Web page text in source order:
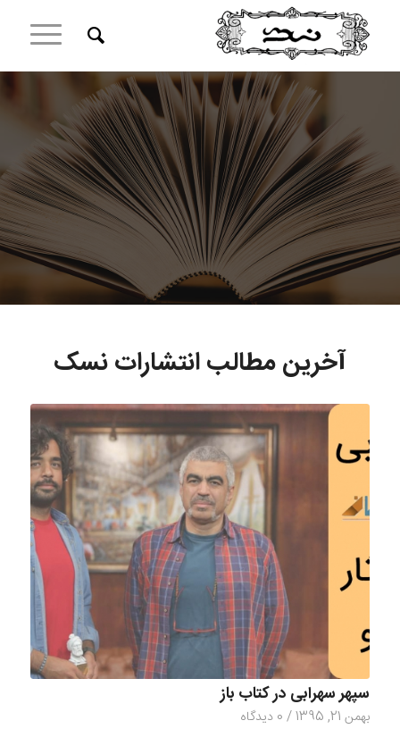
آخرین مطالب انتشارات نسک
سپهر سهرابی در کتاب باز
بهمن 21, 1395 / 0 دیدگاه